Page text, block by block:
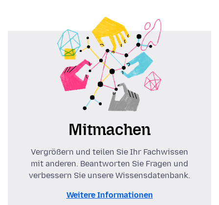
Mitmachen
Vergrößern und teilen Sie Ihr Fachwissen
mit anderen. Beantworten Sie Fragen und
verbessern Sie unsere Wissensdatenbank.
Weitere Informationen